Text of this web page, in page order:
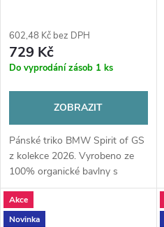
602,48 Kč bez DPH
729 Kč
Do vyprodání zásob 1 ks
ZOBRAZIT
Pánské triko BMW Spirit of GS
z kolekce 2026. Vyrobeno ze
100% organické bavlny s
moderní vertikální grafikou.
Maximální pohodlí a ikonický
styl pro každého fanouška...
Akce
Novinka